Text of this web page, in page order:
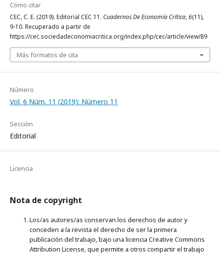
Cómo citar
CEC, C. E. (2019). Editorial CEC 11. Cuadernos De Economía Crítica,6(11),
9-10. Recuperado a partir de
https://cec.sociedadeconomiacritica.org/index.php/cec/article/view/89
Más formatos de cita
Número
Vol. 6 Núm. 11 (2019): Número 11
Sección
Editorial
Licencia
Nota de copyright
Los/as autores/as conservan los derechos de autor y
conceden a la revista el derecho de ser la primera
publicación del trabajo, bajo una licencia Creative Commons
Attribution License, que permite a otros compartir el trabajo